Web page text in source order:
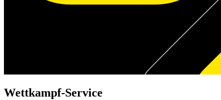
Wettkampf-Service